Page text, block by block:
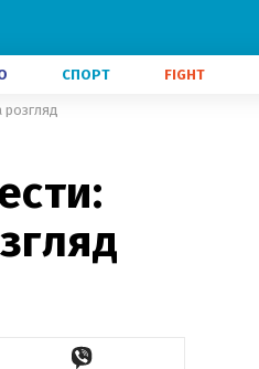
СПОРТ FIGHT
розгляд